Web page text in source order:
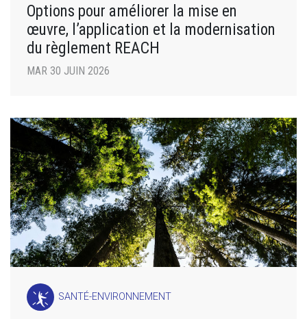
Options pour améliorer la mise en
œuvre, l’application et la modernisation
du règlement REACH
MAR 30 JUIN 2026
SANTÉ-ENVIRONNEMENT